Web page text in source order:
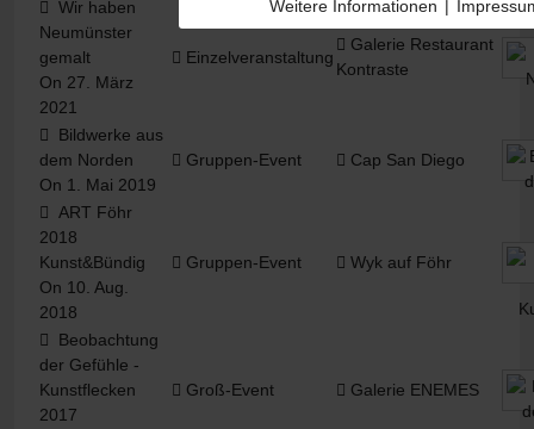
Wir haben
Neumünster
gemalt
On 27. März
2021
Einzelveranstaltung
Galerie Restaurant
Kontraste
Bildwerke aus
dem Norden
On 1. Mai 2019
Gruppen-Event Cap San Diego
ART Föhr
2018
Kunst&Bündig
On 10. Aug.
2018
Gruppen-Event Wyk auf Föhr
Beobachtung
der Gefühle -
Kunstflecken
2017
Groß-Event Galerie ENEMES
Weitere Informationen |